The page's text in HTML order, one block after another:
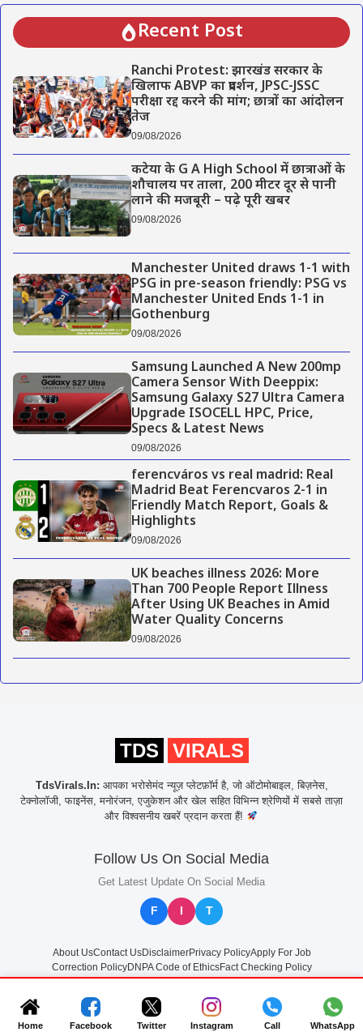
Recent Post
Ranchi Protest: झारखंड सरकार के
खिलाफ ABVP का प्रदर्शन, JPSC-JSSC
परीक्षा रद्द करने की मांग; छात्रों का आंदोलन
तेज
09/08/2026
कटेया के G A High School में छात्राओं के
शौचालय पर ताला, 200 मीटर दूर से पानी
लाने की मजबूरी – पढ़े पूरी खबर
09/08/2026
Manchester United draws 1-1 with
PSG in pre-season friendly: PSG vs
Manchester United Ends 1-1 in
Gothenburg
09/08/2026
Samsung Launched A New 200mp
Camera Sensor With Deeppix:
Samsung Galaxy S27 Ultra Camera
Upgrade ISOCELL HPC, Price,
Specs & Latest News
09/08/2026
ferencváros vs real madrid: Real
Madrid Beat Ferencvaros 2-1 in
Friendly Match Report, Goals &
Highlights
09/08/2026
UK beaches illness 2026: More
Than 700 People Report Illness
After Using UK Beaches in Amid
Water Quality Concerns
09/08/2026
Home Facebook Twitter Instagram Call WhatsApp
TDS VIRALS
TdsVirals.In: आपका भरोसेमंद न्यूज़ प्लेटफ़ॉर्म है, जो ऑटोमोबाइल, बिज़नेस,
टेक्नोलॉजी, फाइनेंस, मनोरंजन, एजुकेशन और खेल सहित विभिन्न श्रेणियों में सबसे ताज़ा
और विश्वसनीय खबरें प्रदान करता हैं!
Follow Us On Social Media
Get Latest Update On Social Media
F I T
About UsContact UsDisclaimerPrivacy PolicyApply For Job
Correction PolicyDNPA Code of EthicsFact Checking Policy
© 2025 TdsVirals.In All rights reserved